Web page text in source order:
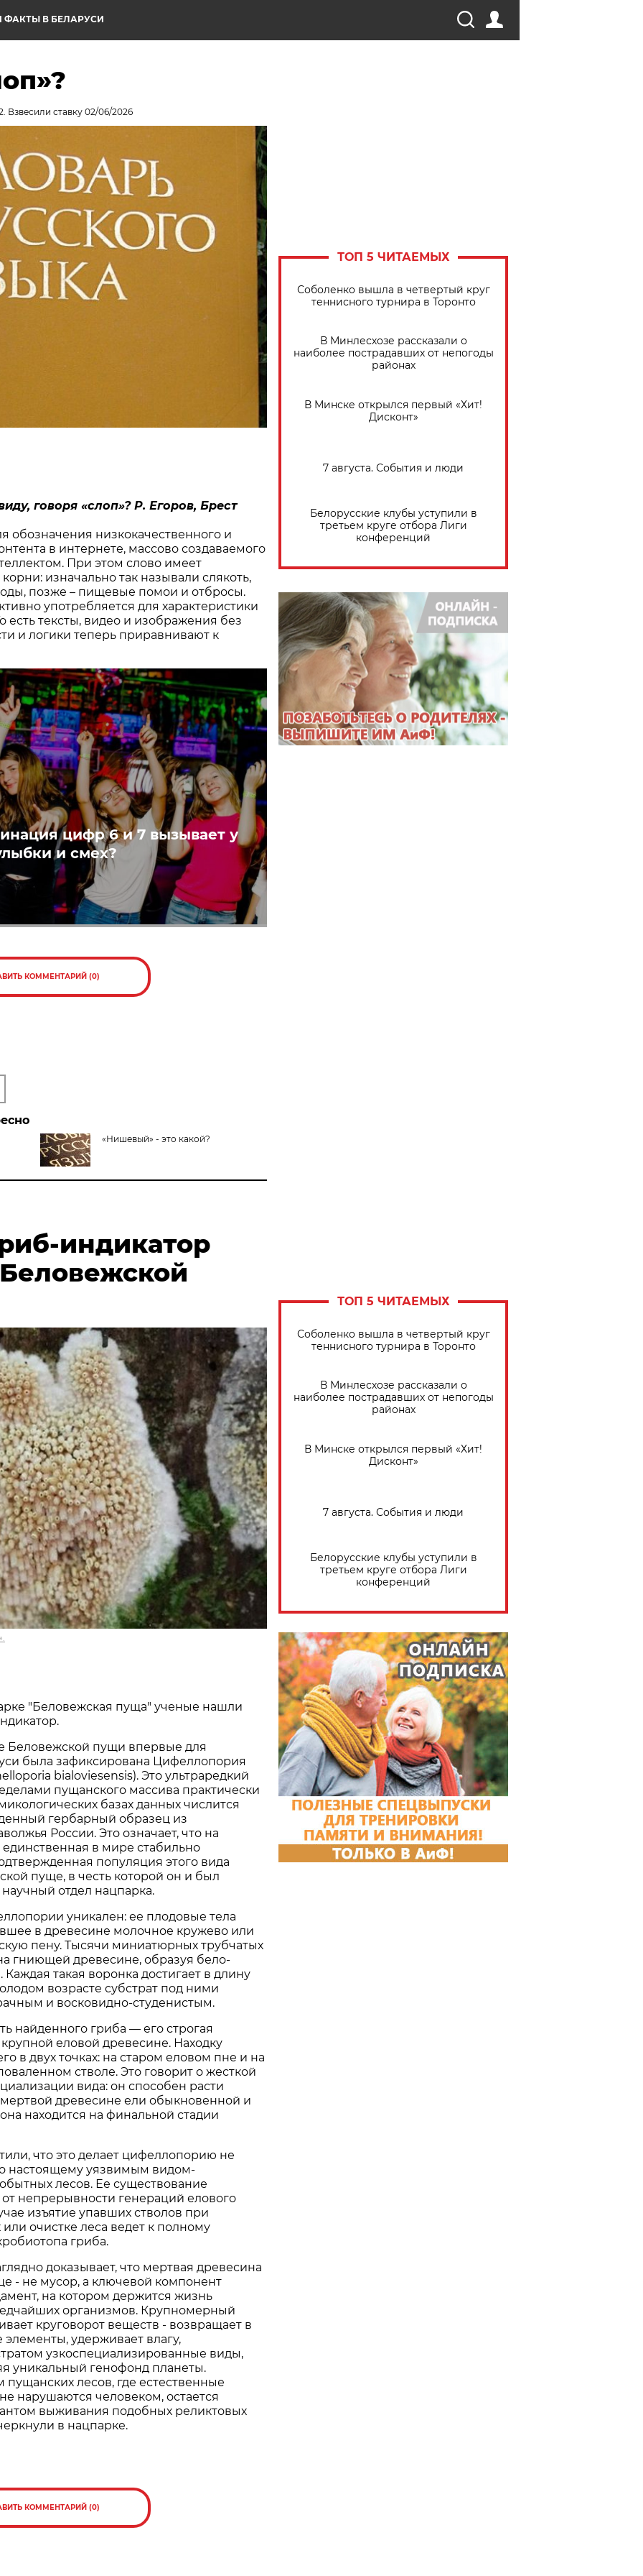
ФАКТЫ В БЕЛАРУСИ
Взвесили ставку 02/06/2026
говоря «слоп»? Р. Егоров, Брест
обозначения низкокачественного и
в интернете, массово создаваемого
При этом слово имеет
изначально так называли слякоть,
позже – пищевые помои и отбросы.
употребляется для характеристики
есть тексты, видео и изображения без
и логики теперь приравнивают к
цифр 6 и 7 вызывает у
и смех?
КОММЕНТАРИЙ (0)
«Нишевый» - это какой?
ТОП 5 ЧИТАЕМЫХ
Соболенко вышла в четвертый круг
теннисного турнира в Торонто
В Минлесхозе рассказали о
наиболее пострадавших от непогоды
районах
В Минске открылся первый «Хит!
Дисконт»
7 августа. События и люди
Белорусские клубы уступили в
третьем круге отбора Лиги
конференций
индикатор
"Беловежская пуща" ученые нашли
Беловежской пущи впервые для
была зафиксирована Цифеллопория
bialoviesensis). Это ультраредкий
пущанского массива практически
базах данных числится
гербарный образец из
России. Это означает, что на
в мире стабильно
популяция этого вида
пуще, в честь которой он и был
научный отдел нацпарка.
уникален: ее плодовые тела
в древесине молочное кружево или
пену. Тысячи миниатюрных трубчатых
гниющей древесине, образуя бело-
такая воронка достигает в длину
возрасте субстрат под ними
и восковидно-студенистым.
найденного гриба — его строгая
еловой древесине. Находку
в двух точках: на старом еловом пне и на
стволе. Это говорит о жесткой
вида: он способен расти
древесине ели обыкновенной и
она находится на финальной стадии
что это делает цифеллопорию не
настоящему уязвимым видом-
лесов. Ее существование
непрерывности генераций елового
изъятие упавших стволов при
очистке леса ведет к полному
гриба.
доказывает, что мертвая древесина
- не мусор, а ключевой компонент
на котором держится жизнь
организмов. Крупномерный
круговорот веществ - возвращает в
удерживает влагу,
узкоспециализированные виды,
уникальный генофонд планеты.
лесов, где естественные
нарушаются человеком, остается
выживания подобных реликтовых
в нацпарке.
КОММЕНТАРИЙ (0)
ТОП 5 ЧИТАЕМЫХ
Соболенко вышла в четвертый круг
теннисного турнира в Торонто
В Минлесхозе рассказали о
наиболее пострадавших от непогоды
районах
В Минске открылся первый «Хит!
Дисконт»
7 августа. События и люди
Белорусские клубы уступили в
третьем круге отбора Лиги
конференций